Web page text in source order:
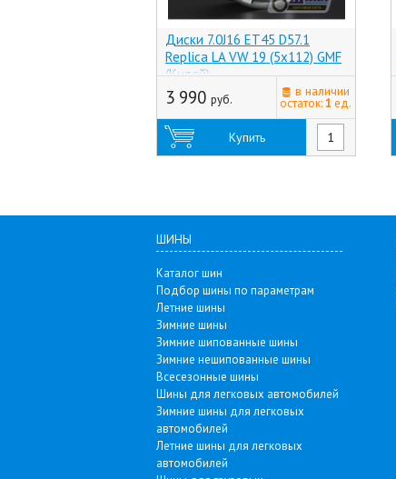
Диски 7.0J16 ET45 D57.1
Replica LA VW 19 (5x112) GMF
(Китай)
3 990 руб.
в наличии
остаток:1 ед.
Купить
ШИНЫ
Каталог шин
Подбор шины по параметрам
Летние шины
Зимние шины
Зимние шипованные шины
Зимние нешипованные шины
Всесезонные шины
Шины для легковых автомобилей
Зимние шины для легковых
автомобилей
Летние шины для легковых
автомобилей